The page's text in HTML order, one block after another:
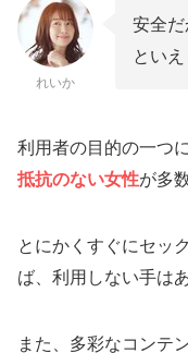
れいか
安全
といえ
利用者の目的の一つ
抵抗のない女性が多
とにかくすぐにセッ
ば、利用しない手は
また、多彩なコンテ